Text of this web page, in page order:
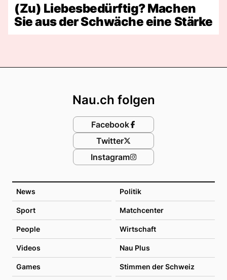
(Zu) Liebesbedürftig? Machen
Sie aus der Schwäche eine Stärke
News Politik
Sport Matchcenter
People Wirtschaft
Videos Nau Plus
Games Stimmen der Schweiz
Nau.ch folgen
Facebook
Twitter
Instagram